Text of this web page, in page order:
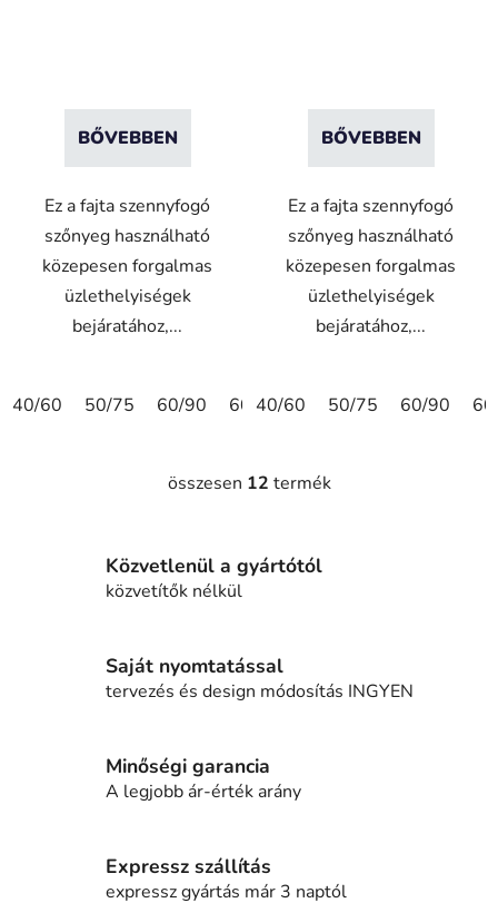
BŐVEBBEN
Ez a fajta szennyfogó
szőnyeg használható
közepesen forgalmas
üzlethelyiségek
bejáratához,...
40/60 50/75 60/90 60/180 75/120 75/190
BŐVEBBEN
Ez a fajta szennyfogó
szőnyeg használható
közepesen forgalmas
üzlethelyiségek
bejáratához,...
40/60 50/75 60/90
L
t
á
n
t
á
l
e
összesen 12 termék
Közvetlenül a gyártótól
közvetítők nélkül
Saját nyomtatással
tervezés és design módosítás INGYEN
Minőségi garancia
A legjobb ár-érték arány
Expressz szállítás
expressz gyártás már 3 naptól